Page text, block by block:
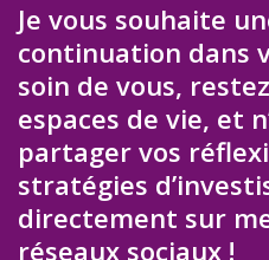
Je vous souhaite
continuation dans
soin de vous,
espaces de vie, et
partager vos
stratégies
directement sur
réseaux sociaux !